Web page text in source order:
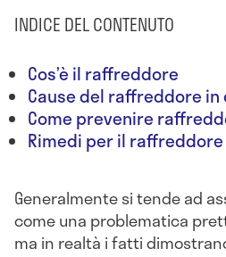
INDICE DEL CONTENUTO
Cos’è il raffreddore
Cause del raffreddore in
Come prevenire
Rimedi per il
Generalmente si tende ad
come una problematica
ma in realtà i fatti